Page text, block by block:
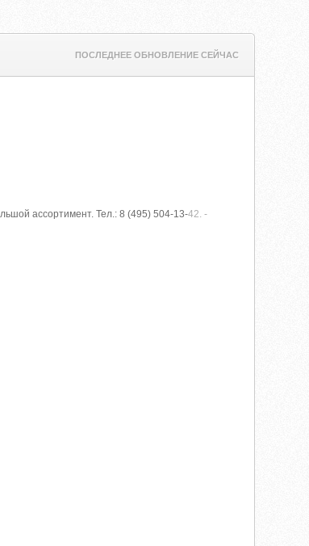
ПОСЛЕДНЕЕ ОБНОВЛЕНИЕ СЕЙЧАС
ассортимент. Тел.: 8 (495) 504-13-42. -